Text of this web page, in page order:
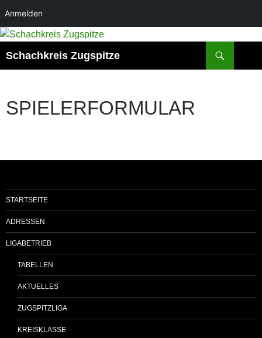
Anmelden
Schachkreis Zugspitze
SPIELERFORMULAR
STARTSEITE
ADRESSEN
LIGABETRIEB
TABELLEN
AKTUELLES
ZUGSPITZLIGA
KREISKLASSE